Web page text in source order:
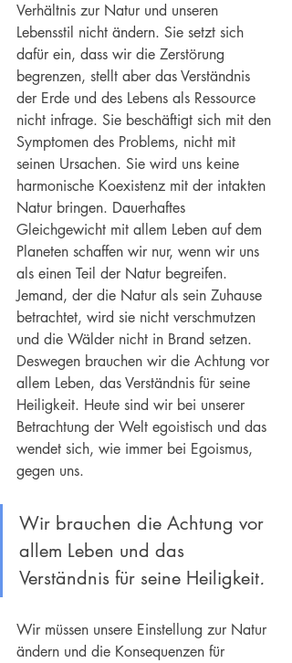
Verhältnis zur Natur und unseren
Lebensstil nicht ändern. Sie setzt sich
dafür ein, dass wir die Zerstörung
begrenzen, stellt aber das Verständnis
der Erde und des Lebens als Ressource
nicht infrage. Sie beschäftigt sich mit den
Symptomen des Problems, nicht mit
seinen Ursachen. Sie wird uns keine
harmonische Koexistenz mit der intakten
Natur bringen. Dauerhaftes
Gleichgewicht mit allem Leben auf dem
Planeten schaffen wir nur, wenn wir uns
als einen Teil der Natur begreifen.
Jemand, der die Natur als sein Zuhause
betrachtet, wird sie nicht verschmutzen
und die Wälder nicht in Brand setzen.
Deswegen brauchen wir die Achtung vor
allem Leben, das Verständnis für seine
Heiligkeit. Heute sind wir bei unserer
Betrachtung der Welt egoistisch und das
wendet sich, wie immer bei Egoismus,
gegen uns.
Wir brauchen die Achtung vor
allem Leben und das
Verständnis für seine Heiligkeit.
Wir müssen unsere Einstellung zur Natur
ändern und die Konsequenzen für